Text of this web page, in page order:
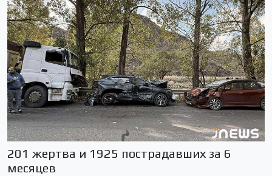
201 жертва и 1925 пострадавших за 6
месяцев